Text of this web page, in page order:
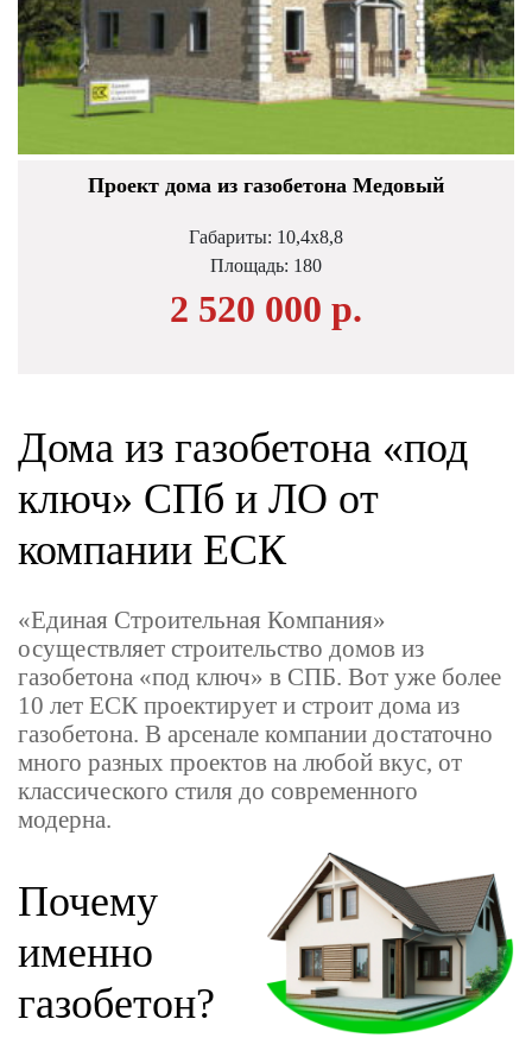
Проект дома из газобетона Медовый
Габариты: 10,4х8,8
Площадь: 180
2 520 000 р.
Дома из газобетона «под
ключ» СПб и ЛО от
компании ЕСК
«Единая Строительная Компания»
осуществляет строительство домов из
газобетона «под ключ» в СПБ. Вот уже более
10 лет ЕСК проектирует и строит дома из
газобетона. В арсенале компании достаточно
много разных проектов на любой вкус, от
классического стиля до современного
модерна.
Почему
именно
газобетон?